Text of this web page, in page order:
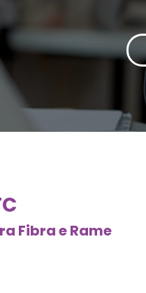
Fibra e Rame